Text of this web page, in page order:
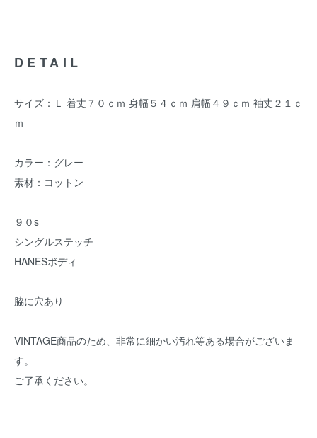
DETAIL
サイズ：Ｌ 着丈７０ｃｍ 身幅５４ｃｍ 肩幅４９ｃｍ 袖丈２１ｃ
ｍ
カラー：グレー
素材：コットン
９０s
シングルステッチ
HANESボディ
脇に穴あり
VINTAGE商品のため、非常に細かい汚れ等ある場合がございま
す。
ご了承ください。